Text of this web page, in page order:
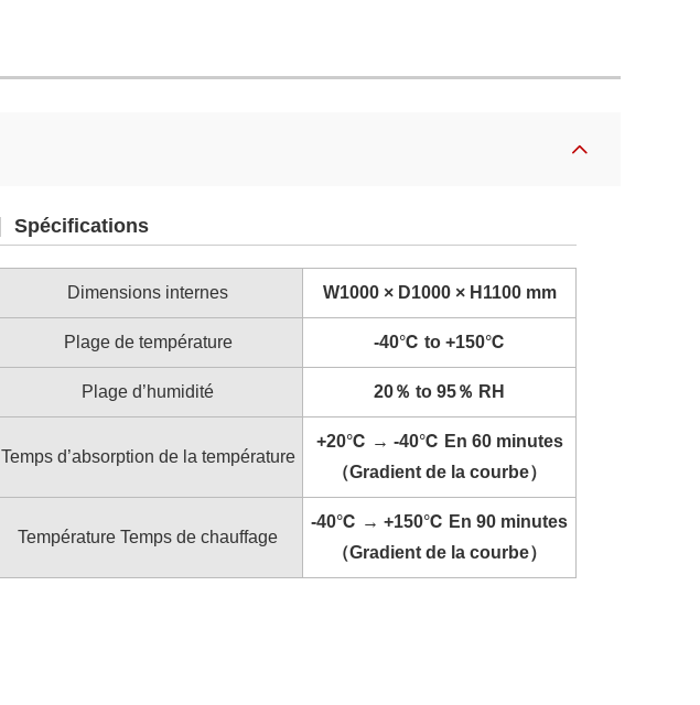
Spécifications
Dimensions internes W1000 × D1000 × H1100 mm
Plage de température -40℃ to +150℃
Plage d’humidité 20％ to 95％ RH
Temps d’absorption de la température
+20℃ → -40℃ En 60 minutes
（Gradient de la courbe）
Température Temps de chauffage
-40℃ → +150℃ En 90 minutes
（Gradient de la courbe）